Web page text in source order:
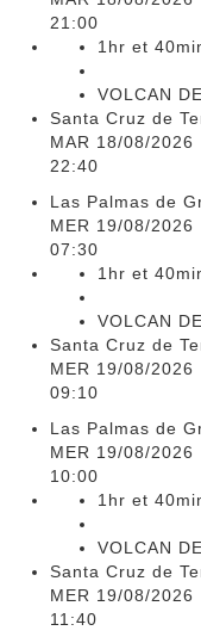
21:00
1hr et
VOLCAN
Santa Cruz de
MAR 18/08/2026
22:40
Las Palmas de
MER 19/08/2026
07:30
1hr et
VOLCAN
Santa Cruz de
MER 19/08/2026
09:10
Las Palmas de
MER 19/08/2026
10:00
1hr et
VOLCAN
Santa Cruz de
MER 19/08/2026
11:40